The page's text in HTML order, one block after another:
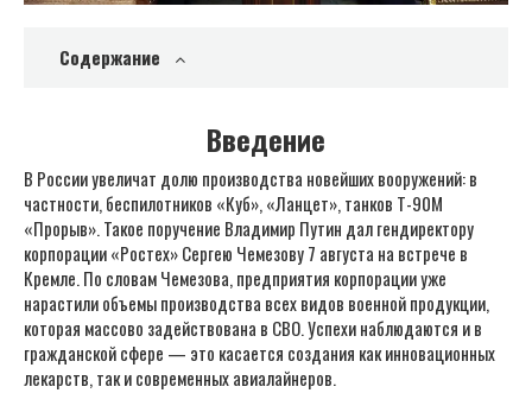
Содержание
Введение
В России увеличат долю производства новейших вооружений: в
частности, беспилотников «Куб», «Ланцет», танков Т-90М
«Прорыв». Такое поручение Владимир Путин дал гендиректору
корпорации «Ростех» Сергею Чемезову 7 августа на встрече в
Кремле. По словам Чемезова, предприятия корпорации уже
нарастили объемы производства всех видов военной продукции,
которая массово задействована в СВО. Успехи наблюдаются и в
гражданской сфере — это касается создания как инновационных
лекарств, так и современных авиалайнеров.